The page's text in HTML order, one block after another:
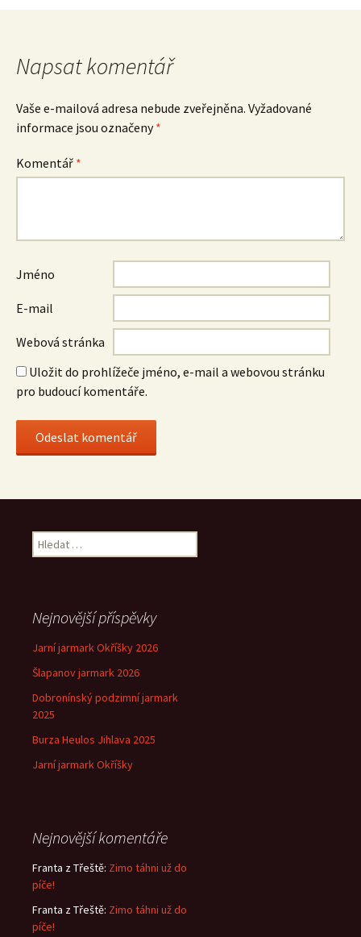
pro
příspěvek
Napsat komentář
Vaše e-mailová adresa nebude zveřejněna. Vyžadované
informace jsou označeny*
Komentář *
Jméno
E-mail
Webová stránka
Uložit do prohlížeče jméno, e-mail a webovou stránku
pro budoucí komentáře.
Vyhledávání
Nejnovější příspěvky
Jarní jarmark Okříšky 2026
Šlapanov jarmark 2026
Dobronínský podzimní jarmark
2025
Burza Heulos Jihlava 2025
Jarní jarmark Okříšky
Nejnovější komentáře
Franta z Třeště: Zimo táhni už do
píče!
Franta z Třeště: Zimo táhni už do
píče!